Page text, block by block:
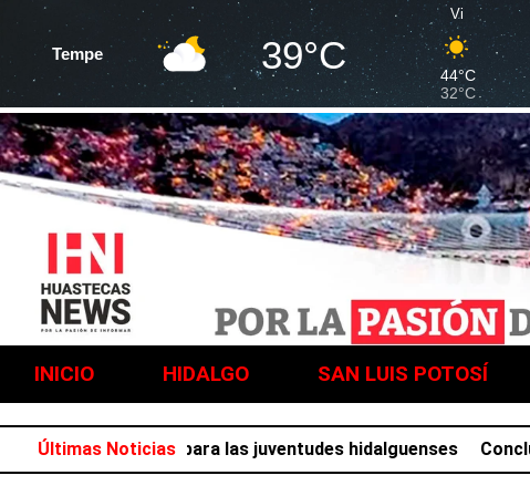
Tempe 39°C
Vi
44°C
32°C
INICIO HIDALGO SAN LUIS POTOSÍ
Últimas Noticias
de actividades para las juventudes hidalguenses Concluyen